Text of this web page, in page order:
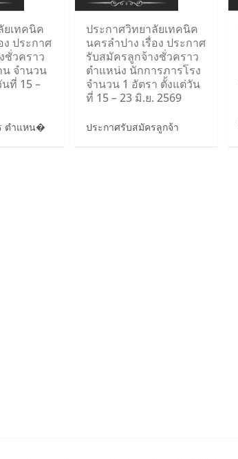
ยเทคนิค
ง ประกาศ
ชั่วคราว
จำนวน
ที่ 15 –
ตำแหน�
ประกาศวิทยาลัยเทคนิค
นครลำปาง เรื่อง ประกาศ
รับสมัครลูกจ้างชั่วคราว
ตำแหน่ง นักการภารโรง
จำนวน 1 อัตรา ตั้งแต่วัน
ที่ 15 – 23 มิ.ย. 2569
ประกาศรับสมัครลูกจ้า